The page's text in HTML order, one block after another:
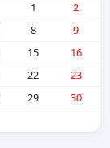
1
2
8
9
15
16
22
23
29
30